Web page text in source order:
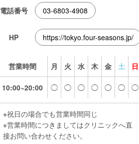
電話番号 03-6803-4908
HP https://tokyo.four-seasons.jp/
営業時間 月 火 水 木 金 土 日
10:00~20:00 ◯ ◯ ◯ ◯ ◯ ◯ ◯
※祝日の場合でも営業時間同じ
※営業時間につきましてはクリニックへ直
接お問い合わせください。